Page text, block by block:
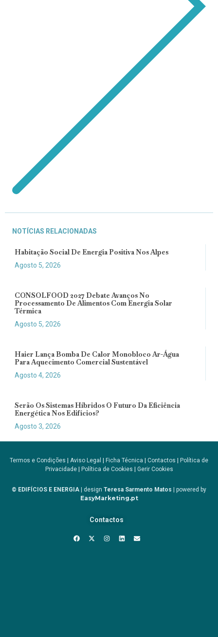
NOTÍCIAS RELACIONADAS
Habitação Social De Energia Positiva Nos Alpes
Agosto 5, 2026
CONSOLFOOD 2027 Debate Avanços No
Processamento De Alimentos Com Energia Solar
Térmica
Agosto 5, 2026
Haier Lança Bomba De Calor Monobloco Ar-Água
Para Aquecimento Comercial Sustentável
Agosto 4, 2026
Serão Os Sistemas Híbridos O Futuro Da Eficiência
Energética Nos Edifícios?
Agosto 3, 2026
Termos e Condições Aviso Legal Ficha Técnica Contactos
Política de
Privacidade| Política de Cookies Gerir Cookies
© EDIFÍCIOS E ENERGIA | design Teresa Sarmento Matos | powered by
EasyMarketing.pt
Contactos